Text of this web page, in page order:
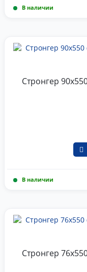
В наличии
Стронгер
В наличии
Стронгер